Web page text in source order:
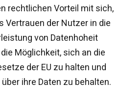
rechtlichen Vorteil mit sich,
Vertrauen der Nutzer in die
von Datenhoheit
Möglichkeit, sich an die
der EU zu halten und
ihre Daten zu behalten.